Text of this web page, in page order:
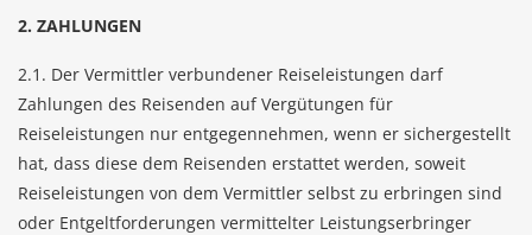
2. ZAHLUNGEN
2.1. Der Vermittler verbundener Reiseleistungen darf
Zahlungen des Reisenden auf Vergütungen für
Reiseleistungen nur entgegennehmen, wenn er sichergestellt
hat, dass diese dem Reisenden erstattet werden, soweit
Reiseleistungen von dem Vermittler selbst zu erbringen sind
oder Entgeltforderungen vermittelter Leistungserbringer